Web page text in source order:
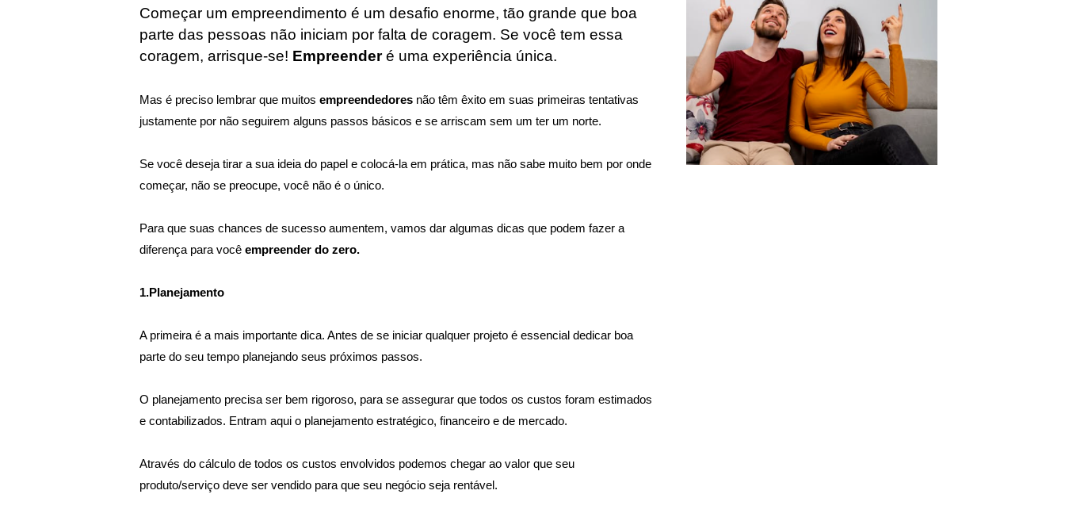
Começar um empreendimento é um desafio enorme, tão grande que boa
parte das pessoas não iniciam por falta de coragem. Se você tem essa
coragem, arrisque-se! Empreender é uma experiência única.
Mas é preciso lembrar que muitos empreendedores não têm êxito em suas primeiras tentativas
justamente por não seguirem alguns passos básicos e se arriscam sem um ter um norte.
Se você deseja tirar a sua ideia do papel e colocá-la em prática, mas não sabe muito bem por onde
começar, não se preocupe, você não é o único.
Para que suas chances de sucesso aumentem, vamos dar algumas dicas que podem fazer a
diferença para você empreender do zero.
1.Planejamento
A primeira é a mais importante dica. Antes de se iniciar qualquer projeto é essencial dedicar boa
parte do seu tempo planejando seus próximos passos.
O planejamento precisa ser bem rigoroso, para se assegurar que todos os custos foram estimados
e contabilizados. Entram aqui o planejamento estratégico, financeiro e de mercado.
Através do cálculo de todos os custos envolvidos podemos chegar ao valor que seu
produto/serviço deve ser vendido para que seu negócio seja rentável.